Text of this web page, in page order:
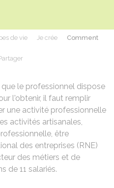
de vie Je crée
Comment
le professionnel dispose
l'obtenir, il faut remplir
une activité professionnelle
activités artisanales,
être
des entreprises (RNE)
des métiers et de
de 11 salariés.